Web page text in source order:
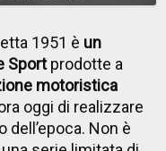
1951 è un
Sportprodotte a
motoristica
oggi di realizzare
Non è